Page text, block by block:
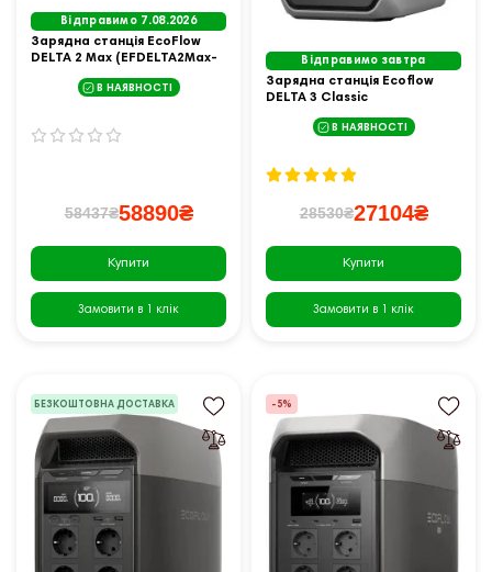
Відправимо 7.08.2026
Зарядна станція EcoFlow
DELTA 2 Max (EFDELTA2Max-
В НАЯВНОСТІ
58437₴58890₴
Купити
Замовити в 1 клік
Відправимо завтра
Зарядна станція Ecoflow
DELTA 3 Classic
В НАЯВНОСТІ
28530₴27104₴
Купити
Замовити в 1 клік
БЕЗКОШТОВНА ДОСТАВКА -5%